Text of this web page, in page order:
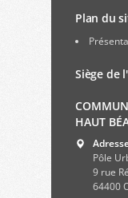
Plan du
Siège de
HAUT
Pôle
9 rue
64400